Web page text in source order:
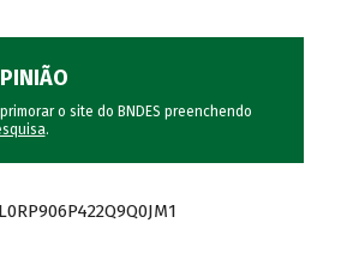
o site do BNDES preenchendo
.